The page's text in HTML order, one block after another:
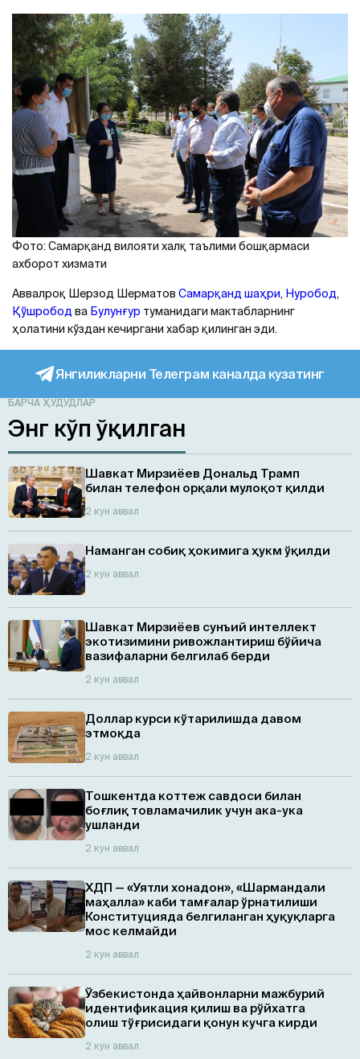
Фото: Самарқанд вилояти халқ таълими бошқармаси
ахборот хизмати
Аввалроқ Шерзод Шерматов Самарқанд шаҳри, Нуробод,
Қўшробод ва Булунғур туманидаги мактабларнинг
ҳолатини кўздан кечиргани хабар қилинган эди.
Янгиликларни Телеграм каналда кузатинг
БАРЧА ҲУДУДЛАР
Энг кўп ўқилган
Шавкат Мирзиёев Дональд Трамп
билан телефон орқали мулоқот қилди
2 кун аввал
Наманган собиқ ҳокимига ҳукм ўқилди
2 кун аввал
Шавкат Мирзиёев сунъий интеллект
экотизимини ривожлантириш бўйича
вазифаларни белгилаб берди
2 кун аввал
Доллар курси кўтарилишда давом
этмоқда
2 кун аввал
Тошкентда коттеж савдоси билан
боғлиқ товламачилик учун ака-ука
ушланди
2 кун аввал
ХДП — «Уятли хонадон», «Шармандали
маҳалла» каби тамғалар ўрнатилиши
Конституцияда белгиланган ҳуқуқларга
мос келмайди
2 кун аввал
Ўзбекистонда ҳайвонларни мажбурий
идентификация қилиш ва рўйхатга
олиш тўғрисидаги қонун кучга кирди
2 кун аввал